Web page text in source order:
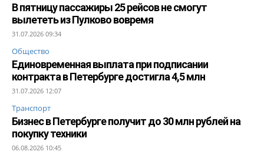
В пятницу пассажиры 25 рейсов не смогут
вылететь из Пулково вовремя
31.07.2026 09:34
Общество
Единовременная выплата при подписании
контракта в Петербурге достигла 4,5 млн
31.07.2026 12:07
Транспорт
Бизнес в Петербурге получит до 30 млн рублей на
покупку техники
06.08.2026 10:45